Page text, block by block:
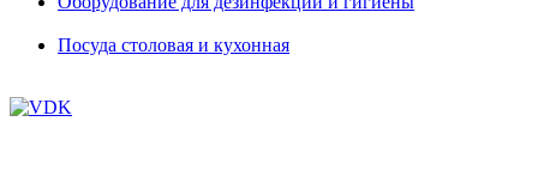
Посуда столовая и кухонная